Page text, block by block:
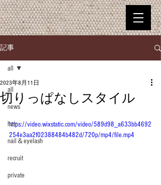
記事
all
news
hair
nail＆eyelash
recruit
private
all
切りっぱなしスタイル
2023年8月11日
https://video.wixstatic.com/video/589d98_a633bb4692
254e3aa2f02388484b482d/720p/mp4/file.mp4